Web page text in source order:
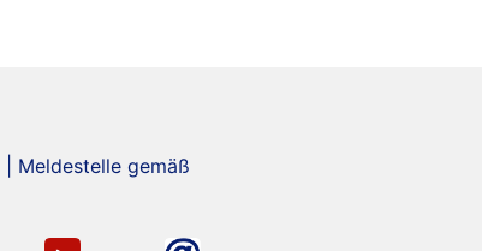
Meldestelle gemäß